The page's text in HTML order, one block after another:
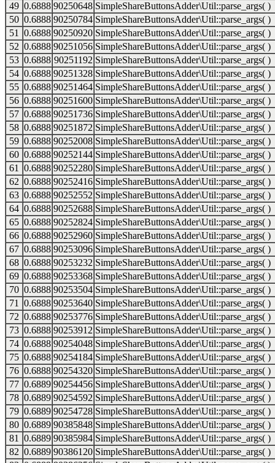
49 0.6888 90250648 SimpleShareButtonsAdder\Util::parse_args( )
50 0.6888 90250784 SimpleShareButtonsAdder\Util::parse_args( )
51
0.6888 90250920 SimpleShareButtonsAdder\Util::parse_args( )
52 0.6888 90251056 SimpleShareButtonsAdder\Util::parse_args( )
53 0.6888 90251192 SimpleShareButtonsAdder\Util::parse_args( )
54 0.6888 90251328 SimpleShareButtonsAdder\Util::parse_args( )
55 0.6888 90251464 SimpleShareButtonsAdder\Util::parse_args( )
56 0.6888 90251600 SimpleShareButtonsAdder\Util::parse_args( )
57 0.6888 90251736 SimpleShareButtonsAdder\Util::parse_args( )
58 0.6888 90251872 SimpleShareButtonsAdder\Util::parse_args( )
59 0.6888 90252008 SimpleShareButtonsAdder\Util::parse_args( )
60 0.6888 90252144 SimpleShareButtonsAdder\Util::parse_args( )
61
0.6888 90252280 SimpleShareButtonsAdder\Util::parse_args( )
62 0.6888 90252416 SimpleShareButtonsAdder\Util::parse_args( )
63 0.6888 90252552 SimpleShareButtonsAdder\Util::parse_args( )
64 0.6888 90252688 SimpleShareButtonsAdder\Util::parse_args( )
65 0.6888 90252824 SimpleShareButtonsAdder\Util::parse_args( )
66 0.6888 90252960 SimpleShareButtonsAdder\Util::parse_args( )
67 0.6888 90253096 SimpleShareButtonsAdder\Util::parse_args( )
68 0.6888 90253232 SimpleShareButtonsAdder\Util::parse_args( )
69 0.6888 90253368 SimpleShareButtonsAdder\Util::parse_args( )
70 0.6888 90253504 SimpleShareButtonsAdder\Util::parse_args( )
71
0.6888 90253640 SimpleShareButtonsAdder\Util::parse_args( )
72 0.6888 90253776 SimpleShareButtonsAdder\Util::parse_args( )
73 0.6888 90253912 SimpleShareButtonsAdder\Util::parse_args( )
74 0.6888 90254048 SimpleShareButtonsAdder\Util::parse_args( )
75 0.6888 90254184 SimpleShareButtonsAdder\Util::parse_args( )
76 0.6888 90254320 SimpleShareButtonsAdder\Util::parse_args( )
77 0.6889 90254456 SimpleShareButtonsAdder\Util::parse_args( )
78 0.6889 90254592 SimpleShareButtonsAdder\Util::parse_args( )
79 0.6889 90254728 SimpleShareButtonsAdder\Util::parse_args( )
80 0.6889 90385848 SimpleShareButtonsAdder\Util::parse_args( )
81
0.6889 90385984 SimpleShareButtonsAdder\Util::parse_args( )
82 0.6889 90386120 SimpleShareButtonsAdder\Util::parse_args( )